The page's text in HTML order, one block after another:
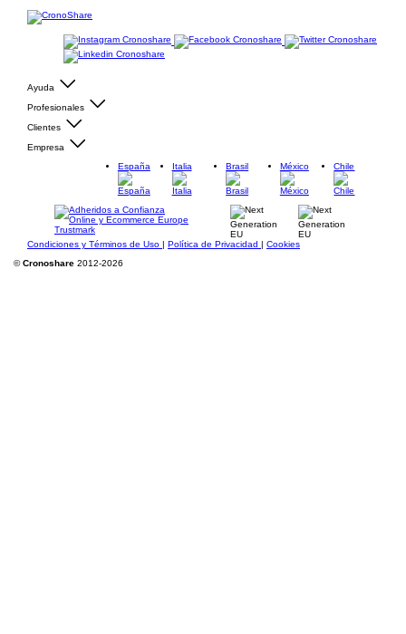
Ayuda
Profesionales
Clientes
Empresa
España
Italia Brasil México Chile
Condiciones y Términos de Uso | Política de Privacidad | Cookies
©Cronoshare 2012-2026